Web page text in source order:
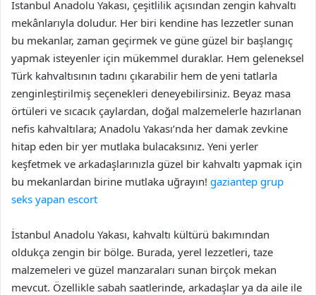
İstanbul Anadolu Yakası, çeşitlilik açısından zengin kahvaltı
mekânlarıyla doludur. Her biri kendine has lezzetler sunan
bu mekanlar, zaman geçirmek ve güne güzel bir başlangıç
yapmak isteyenler için mükemmel duraklar. Hem geleneksel
Türk kahvaltısının tadını çıkarabilir hem de yeni tatlarla
zenginleştirilmiş seçenekleri deneyebilirsiniz. Beyaz masa
örtüleri ve sıcacık çaylardan, doğal malzemelerle hazırlanan
nefis kahvaltılara; Anadolu Yakası’nda her damak zevkine
hitap eden bir yer mutlaka bulacaksınız. Yeni yerler
keşfetmek ve arkadaşlarınızla güzel bir kahvaltı yapmak için
bu mekanlardan birine mutlaka uğrayın! gaziantep grup
seks yapan escort
İstanbul Anadolu Yakası, kahvaltı kültürü bakımından
oldukça zengin bir bölge. Burada, yerel lezzetleri, taze
malzemeleri ve güzel manzaraları sunan birçok mekan
mevcut. Özellikle sabah saatlerinde, arkadaşlar ya da aile ile